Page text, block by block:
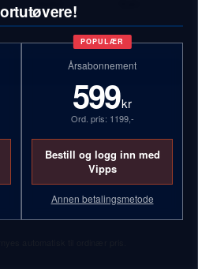
POPULÆR
Årsabonnement
599kr
Ord. pris: 1199,-
Bestill og logg inn med
Vipps
Annen betalingsmetode